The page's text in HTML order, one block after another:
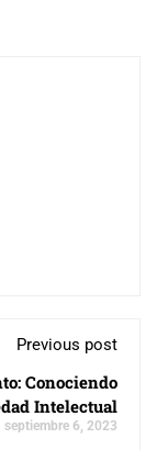
Previous post
Conociendo
Intelectual
septiembre 6, 2023